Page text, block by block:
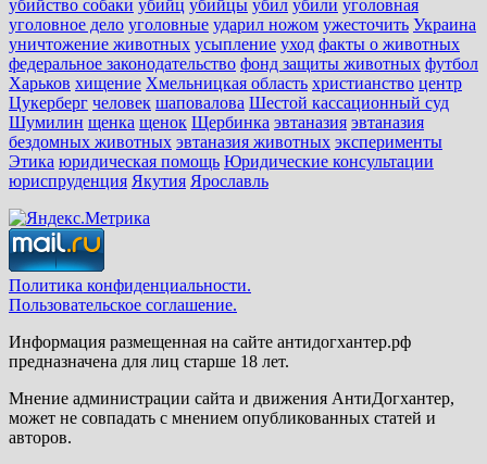
убийство собаки убийц убийцы убил убили уголовная
уголовное дело уголовные ударил ножом ужесточить Украина
уничтожение животных усыпление уход факты о животных
федеральное законодательство фонд защиты животных футбол
Харьков хищение Хмельницкая область христианство центр
Цукерберг человек шаповалова Шестой кассационный суд
Шумилин щенка щенок Щербинка эвтаназия эвтаназия
бездомных животных эвтаназия животных эксперименты
Этика юридическая помощь Юридические консультации
юриспруденция Якутия Ярославль
Политика конфиденциальности.
Пользовательское соглашение.
Информация размещенная на сайте антидогхантер.рф
предназначена для лиц старше 18 лет.
Мнение администрации сайта и движения АнтиДогхантер,
может не совпадать с мнением опубликованных статей и
авторов.